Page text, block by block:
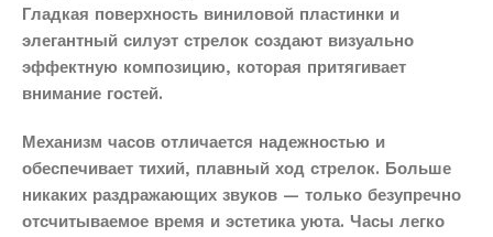
Гладкая поверхность виниловой пластинки и
элегантный силуэт стрелок создают визуально
эффектную композицию, которая притягивает
внимание гостей.
Механизм часов отличается надежностью и
обеспечивает тихий, плавный ход стрелок. Больше
никаких раздражающих звуков — только безупречно
отсчитываемое время и эстетика уюта. Часы легко